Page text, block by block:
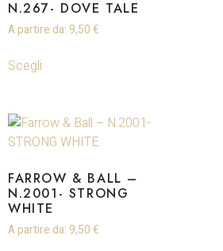
N.267- DOVE TALE
A partire da: 9,50 €
Scegli
FARROW & BALL –
N.2001- STRONG
WHITE
A partire da: 9,50 €